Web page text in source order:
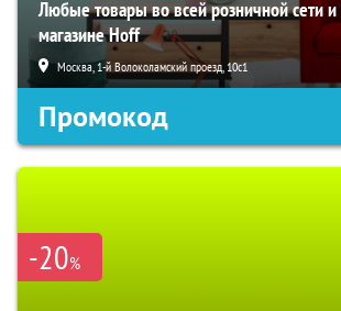
Любые товары во всей розничной сети и
магазине Hoff
Москва, 1-й Волоколамский проезд, 10с1
Промокод
-20%